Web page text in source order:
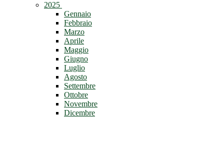
2025
Gennaio
Febbraio
Marzo
Aprile
Maggio
Giugno
Luglio
Agosto
Settembre
Ottobre
Novembre
Dicembre